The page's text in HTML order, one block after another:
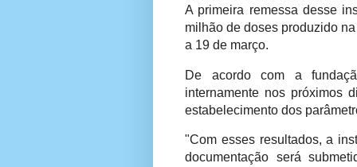
A primeira remessa desse
milhão de doses produzido
a 19 de março.
De acordo com a
internamente nos próximos
estabelecimento dos
"Com esses resultados, a
documentação será